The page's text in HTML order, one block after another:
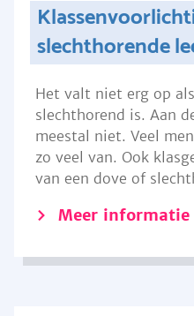
slechthorende
Het valt niet erg op
slechthorend is. Aan
meestal niet. Veel
zo veel van. Ook
van een dove of
Meer informatie